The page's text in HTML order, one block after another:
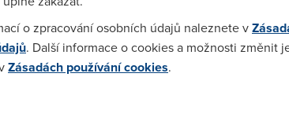
o zpracování osobních údajů naleznete v
. Další informace o cookies a možnosti změnit
Zásadách používání cookies.